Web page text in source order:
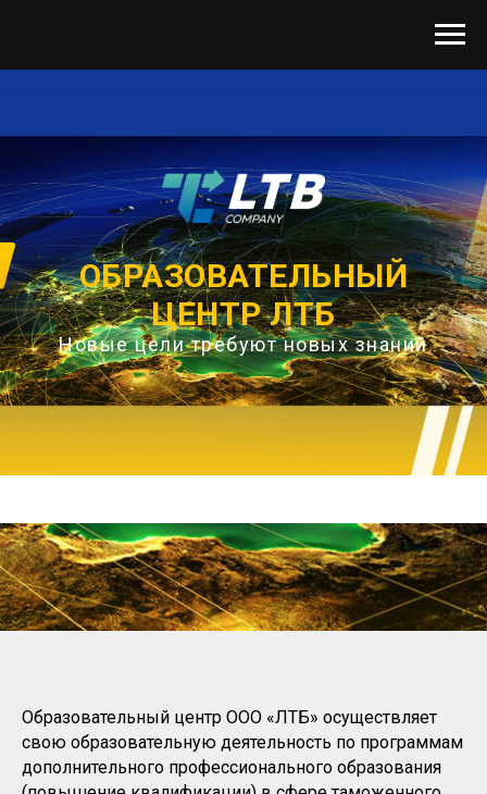
ОБРАЗОВАТЕЛЬНЫЙ
ЦЕНТР ЛТБ
Новые цели требуют новых знаний
Образовательный центр ООО «ЛТБ» осуществляет
свою образовательную деятельность по программам
дополнительного профессионального образования